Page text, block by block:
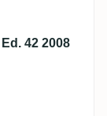
42 2008